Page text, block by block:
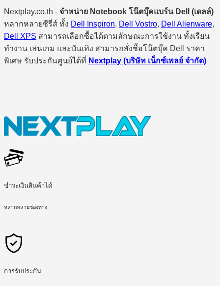
Nextplay.co.th - จำหน่าย Notebook โน๊ตบุ๊คแบร์น Dell (เดลล์)
หลากหลายซีรี่ส์ ทั้ง Dell Inspiron, Dell Vostro, Dell Alienware,
Dell XPS สามารถเลือกซื้อได้ตามลักษณะการใช้งาน ทั้งเรียน
ทำงาน เล่นเกม และบันเทิง สามารถสั่งซื้อโน๊ตบุ๊ค Dell ราคา
พิเศษ รับประกันศูนย์ได้ที่ Nextplay (บริษัท เน็กซ์เพลย์ จำกัด)
ชำระเงินสินค้าได้
หลากหลายช่องทาง
การรับประกัน